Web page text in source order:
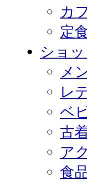
カ
定
ショ
メ
レ
ベ
古
ア
食